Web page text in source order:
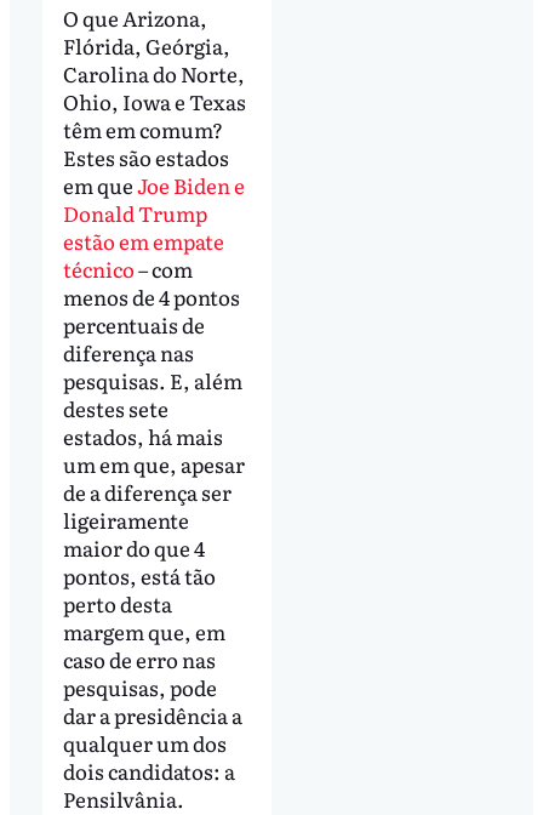
O que Arizona,
Flórida, Geórgia,
Carolina do Norte,
Ohio, Iowa e Texas
têm em comum?
Estes são estados
em queJoe Biden e
Donald Trump
estão em empate
técnico– com
menos de 4 pontos
percentuais de
diferença nas
pesquisas. E, além
destes sete
estados, há mais
um em que, apesar
de a diferença ser
ligeiramente
maior do que 4
pontos, está tão
perto desta
margem que, em
caso de erro nas
pesquisas, pode
dar a presidência a
qualquer um dos
dois candidatos: a
Pensilvânia.